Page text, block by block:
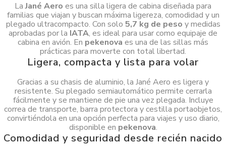
LaJané Aero es una silla ligera de cabina diseñada para
familias que viajan y buscan máxima ligereza, comodidad y un
plegado ultracompacto. Con solo 5,7 kg de peso y medidas
aprobadas por la IATA, es ideal para usar como equipaje de
cabina en avión. En pekenova es una de las sillas más
prácticas para moverte con total libertad.
Ligera, compacta y lista para volar
Gracias a su chasis de aluminio, la Jané Aero es ligera y
resistente. Su plegado semiautomático permite cerrarla
fácilmente y se mantiene de pie una vez plegada. Incluye
correa de transporte, barra protectora y cestilla portaobjetos,
convirtiéndola en una opción perfecta para viajes y uso diario,
disponible en pekenova.
Comodidad y seguridad desde recién nacido